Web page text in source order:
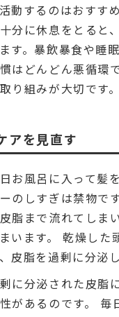
動するのはおすす
分に休息をとると
す。暴飲暴食や睡
はどんどん悪循環
り組みが大切です。
アを見直す
お風呂に入って髪
のしすぎは禁物で
脂まで流れてしま
います。 乾燥した
皮脂を過剰に分泌し
に分泌された皮脂
があるのです。 毎